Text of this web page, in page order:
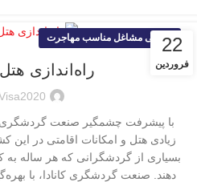
22
فروردین
معرفی مشاغل مناسب مهاجرت
راه‌اندازی هتل
با پیشرفت چشمگیر صنعت گردشگری در
زیادی هتل و امکانات اقامتی در این
بسیاری از گردشگرانی که هر ساله به
دهند. صنعت گردشگری کانادا، با